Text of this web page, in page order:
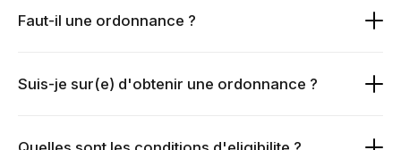
Faut-il une ordonnance ?
Suis-je sur(e) d'obtenir une ordonnance ?